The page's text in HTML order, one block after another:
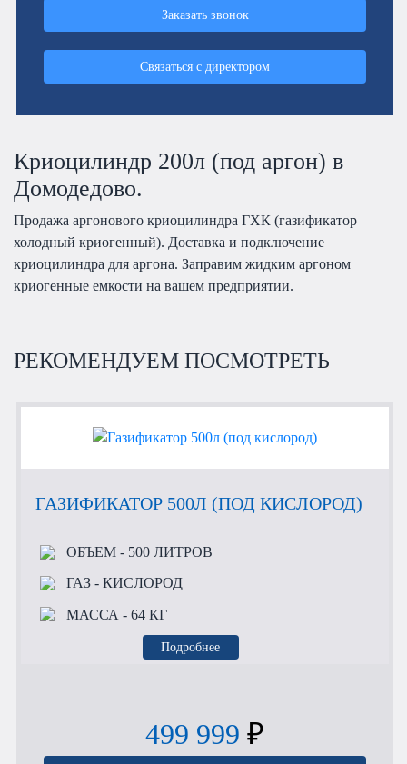
Заказать звонок
Связаться с директором
Криоцилиндр 200л (под аргон) в
Домодедово.
Продажа аргонового криоцилиндра ГХК (газификатор
холодный криогенный). Доставка и подключение
криоцилиндра для аргона. Заправим жидким аргоном
криогенные емкости на вашем предприятии.
РЕКОМЕНДУЕМ ПОСМОТРЕТЬ
ГАЗИФИКАТОР 500Л (ПОД КИСЛОРОД)
ОБЪЕМ- 500 ЛИТРОВ
ГАЗ- КИСЛОРОД
МАССА - 64 КГ
Подробнее
499 999 ₽